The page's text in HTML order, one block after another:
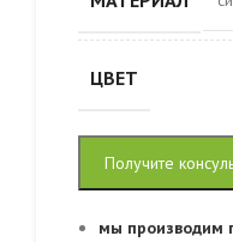
ЦВЕТ
Получите
мы производим